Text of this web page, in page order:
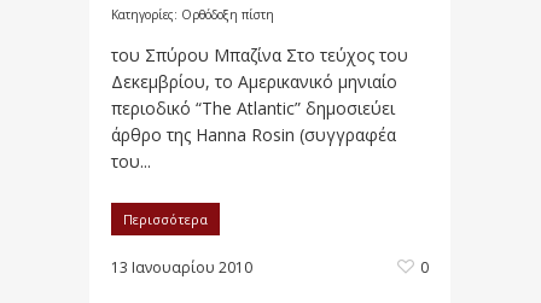
Κατηγορίες: Ορθόδοξη πίστη
του Σπύρου Μπαζίνα Στο τεύχος του
Δεκεμβρίου, το Αμερικανικό μηνιαίο
περιοδικό “The Atlantic” δημοσιεύει
άρθρο της Hanna Rosin (συγγραφέα
του...
Περισσότερα
13 Ιανουαρίου 2010 0